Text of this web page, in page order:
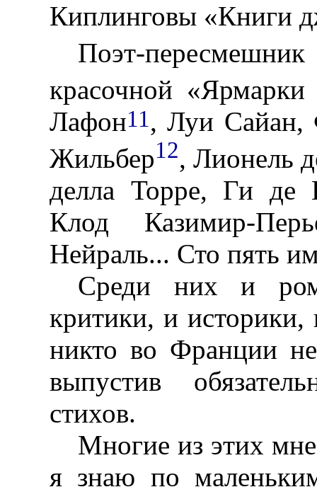
Киплинговы «Книги
Поэт-
красочной «Ярмарки
Лафон11, Луи Сайан,
Жильбер12, Лионель
делла Торре, Ги де
Клод Казимир-
Нейраль... Сто пять
Среди них и
критики, и
никто во Франции не
выпустив
стихов.
Многие из этих
я знаю по